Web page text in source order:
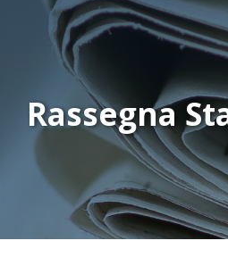
Rassegna